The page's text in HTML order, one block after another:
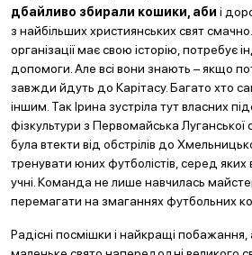
дбайливо збирали кошики, аби і
з найбільших християнських свят
організації має свою історію, потребує
допомоги. Але всі вони знають – якщо
завжди йдуть до Карітасу. Багато хто
іншим. Так Ірина зустріла тут власних
фізкультури з Первомайська Луганської
була втекти від обстрілів до
тренувати юних футболістів, серед яких
учні. Команда не лише навчилась
перемагати на змаганнях футбольних
Радісні посмішки і найкращі